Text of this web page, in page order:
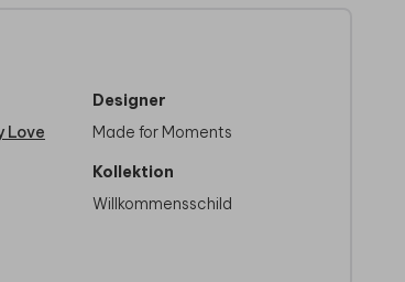
Love
Designer
Made for Moments
Kollektion
Willkommensschild